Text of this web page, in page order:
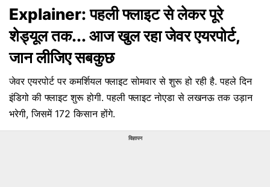
Explainer: पहली फ्लाइट से लेकर पूरे
शेड्यूल तक... आज खुल रहा जेवर एयरपोर्ट,
जान लीजिए सबकुछ
जेवर एयरपोर्ट पर कमर्शियल फ्लाइट सोमवार से शुरू हो रही है. पहले दिन
इंडिगो की फ्लाइट शुरू होगी. पहली फ्लाइट नोएडा से लखनऊ तक उड़ान
भरेगी, जिसमें 172 किसान होंगे.
विज्ञापन